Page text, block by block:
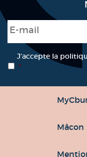
E-mail
RGPD *
J’accepte la
*
Mâcon